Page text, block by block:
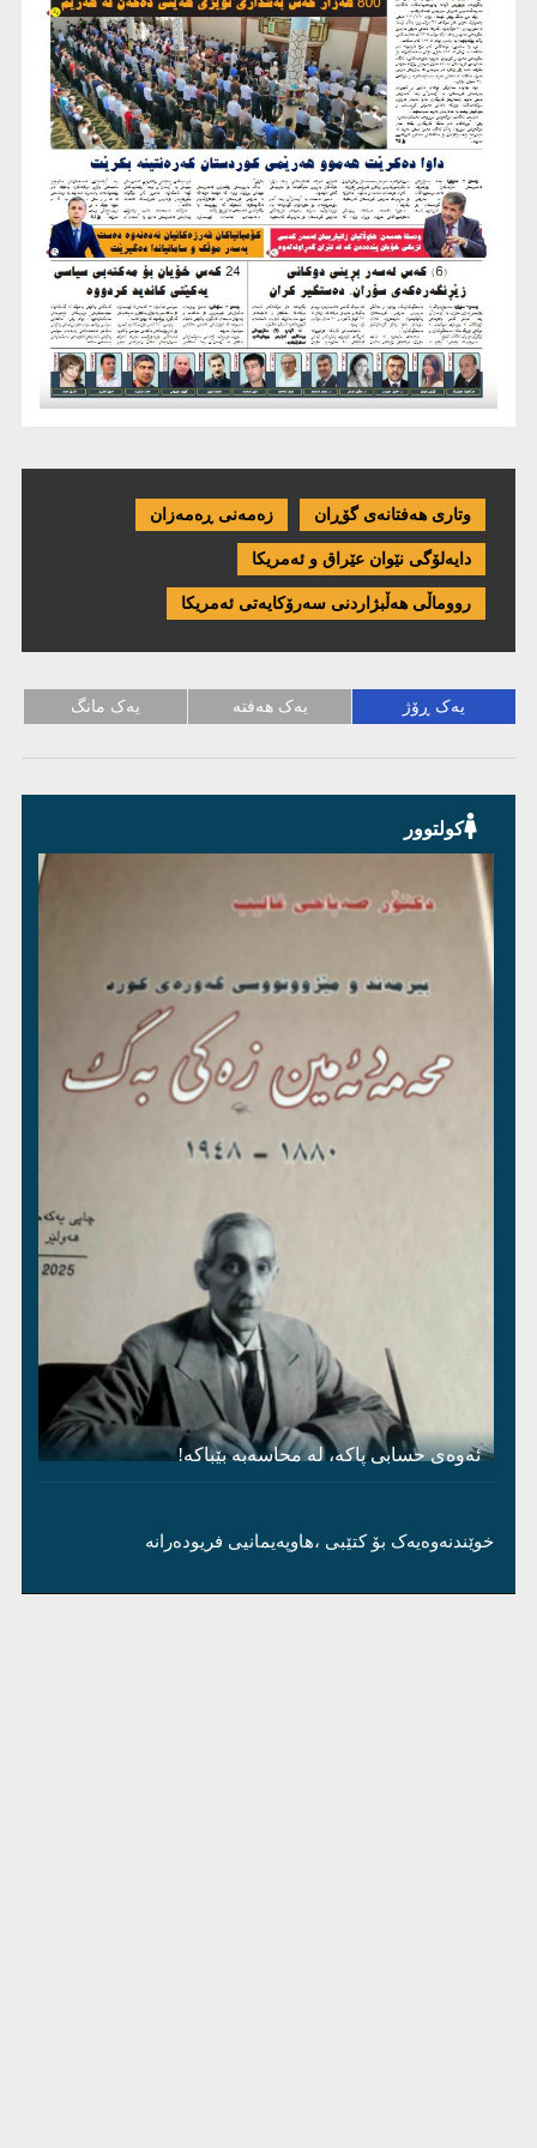
وتاری هەفتانەی گۆڕان زەمەنی ڕەمەزان
دایەلۆگی نێوان عێراق و ئەمریكا
رووماڵی هەڵبژاردنی سەرۆکایەتی ئەمریکا
یەک ڕۆژ یەک هەفتە یەک مانگ
کولتوور
ئەوەی حسابی پاکە، لە محاسەبە بێباکە!
خوێندنەوەیەک بۆ کتێبی ،هاوپەیمانیی فریودەرانە